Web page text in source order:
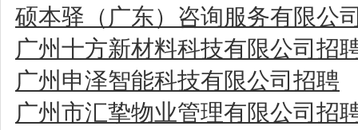
硕本驿（广东）咨询服务有限公
广州十方新材料科技有限公司招
广州申泽智能科技有限公司招聘
广州市汇挚物业管理有限公司招